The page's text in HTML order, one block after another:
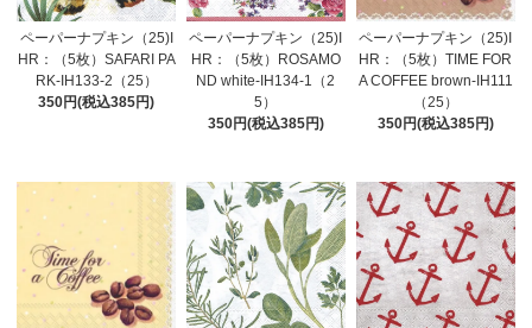
ペーパーナプキン（25)I
HR：（5枚）SAFARI PA
RK-IH133-2（25）
350円(税込385円)
ペーパーナプキン（25)I
HR：（5枚）ROSAMO
ND white-IH134-1（2
5）
350円(税込385円)
ペーパーナプキン（25)I
HR：（5枚）TIME FOR
A COFFEE brown-IH111
（25）
350円(税込385円)